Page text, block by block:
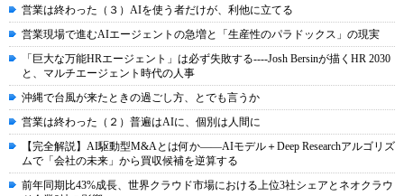
営業は終わった（３）AIを使う者だけが、利他に立てる
営業現場で進むAIエージェントの急増と「生産性のパラドックス」の現実
「巨大な万能HRエージェント」は必ず失敗する----Josh Bersinが描くHR 2030
と、マルチエージェント時代の人事
沖縄で台風が来たときの過ごし方、とでも言うか
営業は終わった（２）普遍はAIに、個別は人間に
【完全解説】AI駆動型M&Aとは何か――AIモデル＋Deep Researchアルゴリズ
ムで「会社の未来」から買収候補を逆算する
前年同期比43%成長、世界クラウド市場における上位3社シェアとネオクラウ